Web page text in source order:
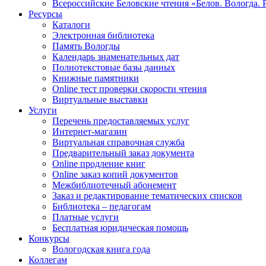
Всероссийские Беловские чтения «Белов. Вологда.
Ресурсы
Каталоги
Электронная библиотека
Память Вологды
Календарь знаменательных дат
Полнотекстовые базы данных
Книжные памятники
Online тест проверки скорости чтения
Виртуальные выставки
Услуги
Перечень предоставляемых услуг
Интернет-магазин
Виртуальная справочная служба
Предварительный заказ документа
Online продление книг
Online заказ копий документов
Межбиблиотечный абонемент
Заказ и редактирование тематических списков
Библиотека – педагогам
Платные услуги
Бесплатная юридическая помощь
Конкурсы
Вологодская книга года
Коллегам